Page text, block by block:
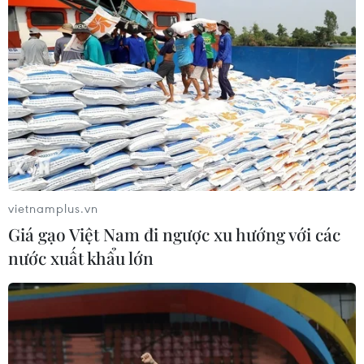
Chủ sân Azteca lỗ hơn 47 triệu USD vì
World Cup 2026
08/08/2026 06:43
Dữ liệu việc làm Mỹ mở thêm dư địa
08/08/2026 04:29
Thương mại Việt Nam-Australia
hướng tới những động lực tăng
trưởng mới
08/08/2026 03:29
vietnamplus.vn
Giá gạo Việt Nam đi ngược xu hướng với các
nước xuất khẩu lớn